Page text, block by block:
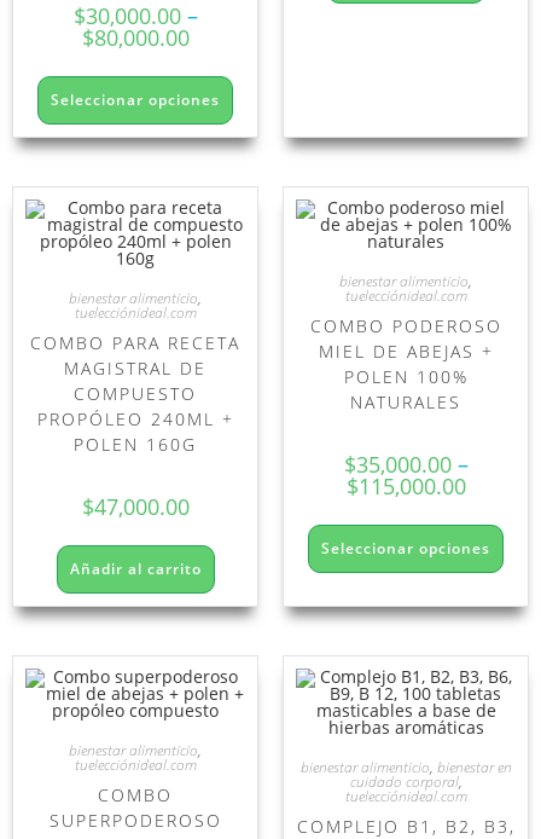
$30,000.00–
$80,000.00
Seleccionar opciones
bienestar alimenticio,
tuelecciónideal.com
COMBO PARA RECETA
MAGISTRAL DE
COMPUESTO
PROPÓLEO 240ML +
POLEN 160G
$47,000.00
Añadir al carrito
bienestar alimenticio,
tuelecciónideal.com
COMBO PODEROSO
MIEL DE ABEJAS +
POLEN 100%
NATURALES
$35,000.00–
$115,000.00
Seleccionar opciones
bienestar alimenticio,
tuelecciónideal.com
COMBO
SUPERPODEROSO
bienestar alimenticio, bienestar en
cuidado corporal,
tuelecciónideal.com
COMPLEJO B1, B2, B3,